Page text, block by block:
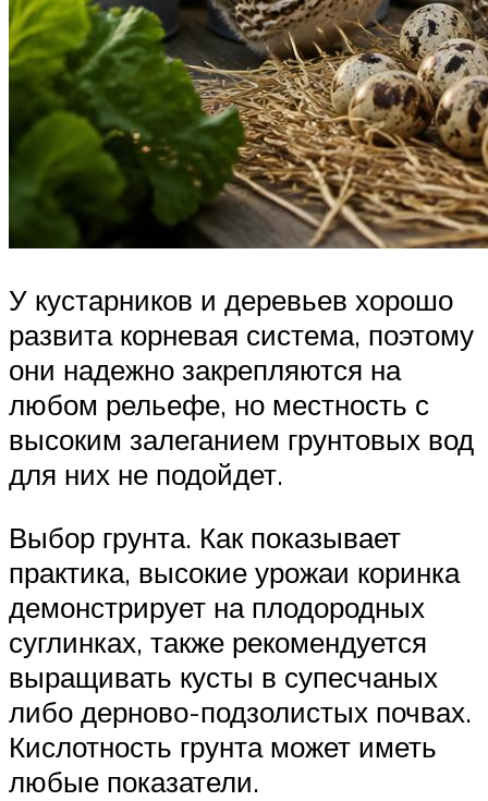
У кустарников и деревьев хорошо
развита корневая система, поэтому
они надежно закрепляются на
любом рельефе, но местность с
высоким залеганием грунтовых вод
для них не подойдет.
Выбор грунта. Как показывает
практика, высокие урожаи коринка
демонстрирует на плодородных
суглинках, также рекомендуется
выращивать кусты в супесчаных
либо дерново-подзолистых почвах.
Кислотность грунта может иметь
любые показатели.